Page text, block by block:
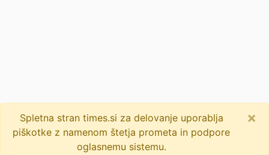
Spletna stran times.si za delovanje uporablja
piškotke z namenom štetja prometa in podpore
oglasnemu sistemu.
×